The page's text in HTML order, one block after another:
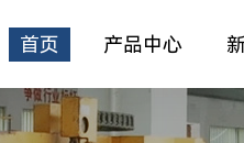
首页 产品中心